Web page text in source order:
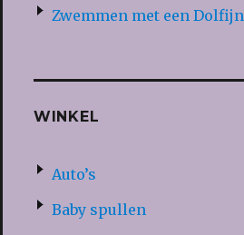
Zwemmen met een Dolfijn
WINKEL
Auto’s
Baby spullen